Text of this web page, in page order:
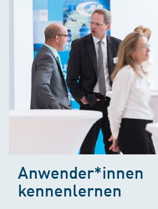
Anwender*innen
kennenlernen